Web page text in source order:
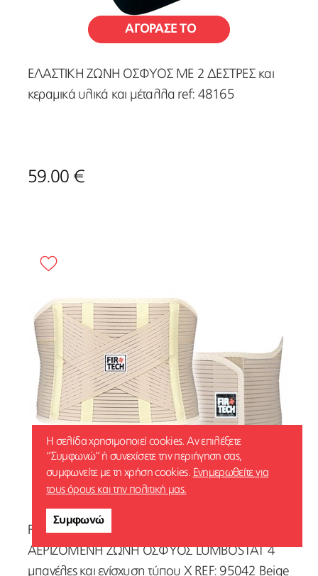
ΑΓΟΡΑΣΕ ΤΟ
ΕΛΑΣΤΙΚΗ ΖΩΝΗ ΟΣΦΥΟΣ ΜΕ 2 ΔΕΣΤΡΕΣ και
κεραμικά υλικά και μέταλλα ref: 48165
59.00 €
ΑΓΟΡΑΣΕ ΤΟ
FIRTECH ΕΛΑΣΤΙΚΗ ΟΡΘΟΠΕΔΙΚΗ
ΑΕΡΙΖΟΜΕΝΗ ΖΩΝΗ ΟΣΦΥΟΣ LUMBOSTAT 4
μπανέλες και ενίσχυση τύπου Χ REF: 95042 Beige
Η σελίδα χρησιμοποιεί cookies. Αν επιλέξετε
‘’Συμφωνώ’’ ή συνεχίσετε την περιήγηση σας,
συμφωνείτε με τη χρήση cookies. Ενημερωθείτε για
τους όρους και την πολιτική μας.
Συμφωνώ